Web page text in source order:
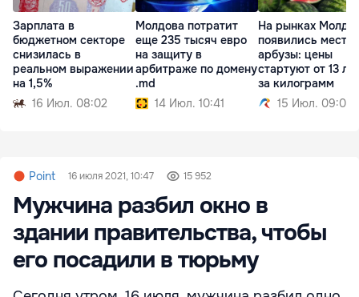
Зарплата в
бюджетном секторе
снизилась в
реальном выражении
на 1,5%
16 Июл. 08:02
Молдова потратит
еще 235 тысяч евро
на защиту в
арбитраже по домену
.md
14 Июл. 10:41
На рынках
появились
арбузы: цены
стартуют от 13
за килограмм
15 Июл. 09:01
Point 16 июля 2021, 10:47 15 952
Мужчина разбил окно в
здании правительства, чтобы
его посадили в тюрьму